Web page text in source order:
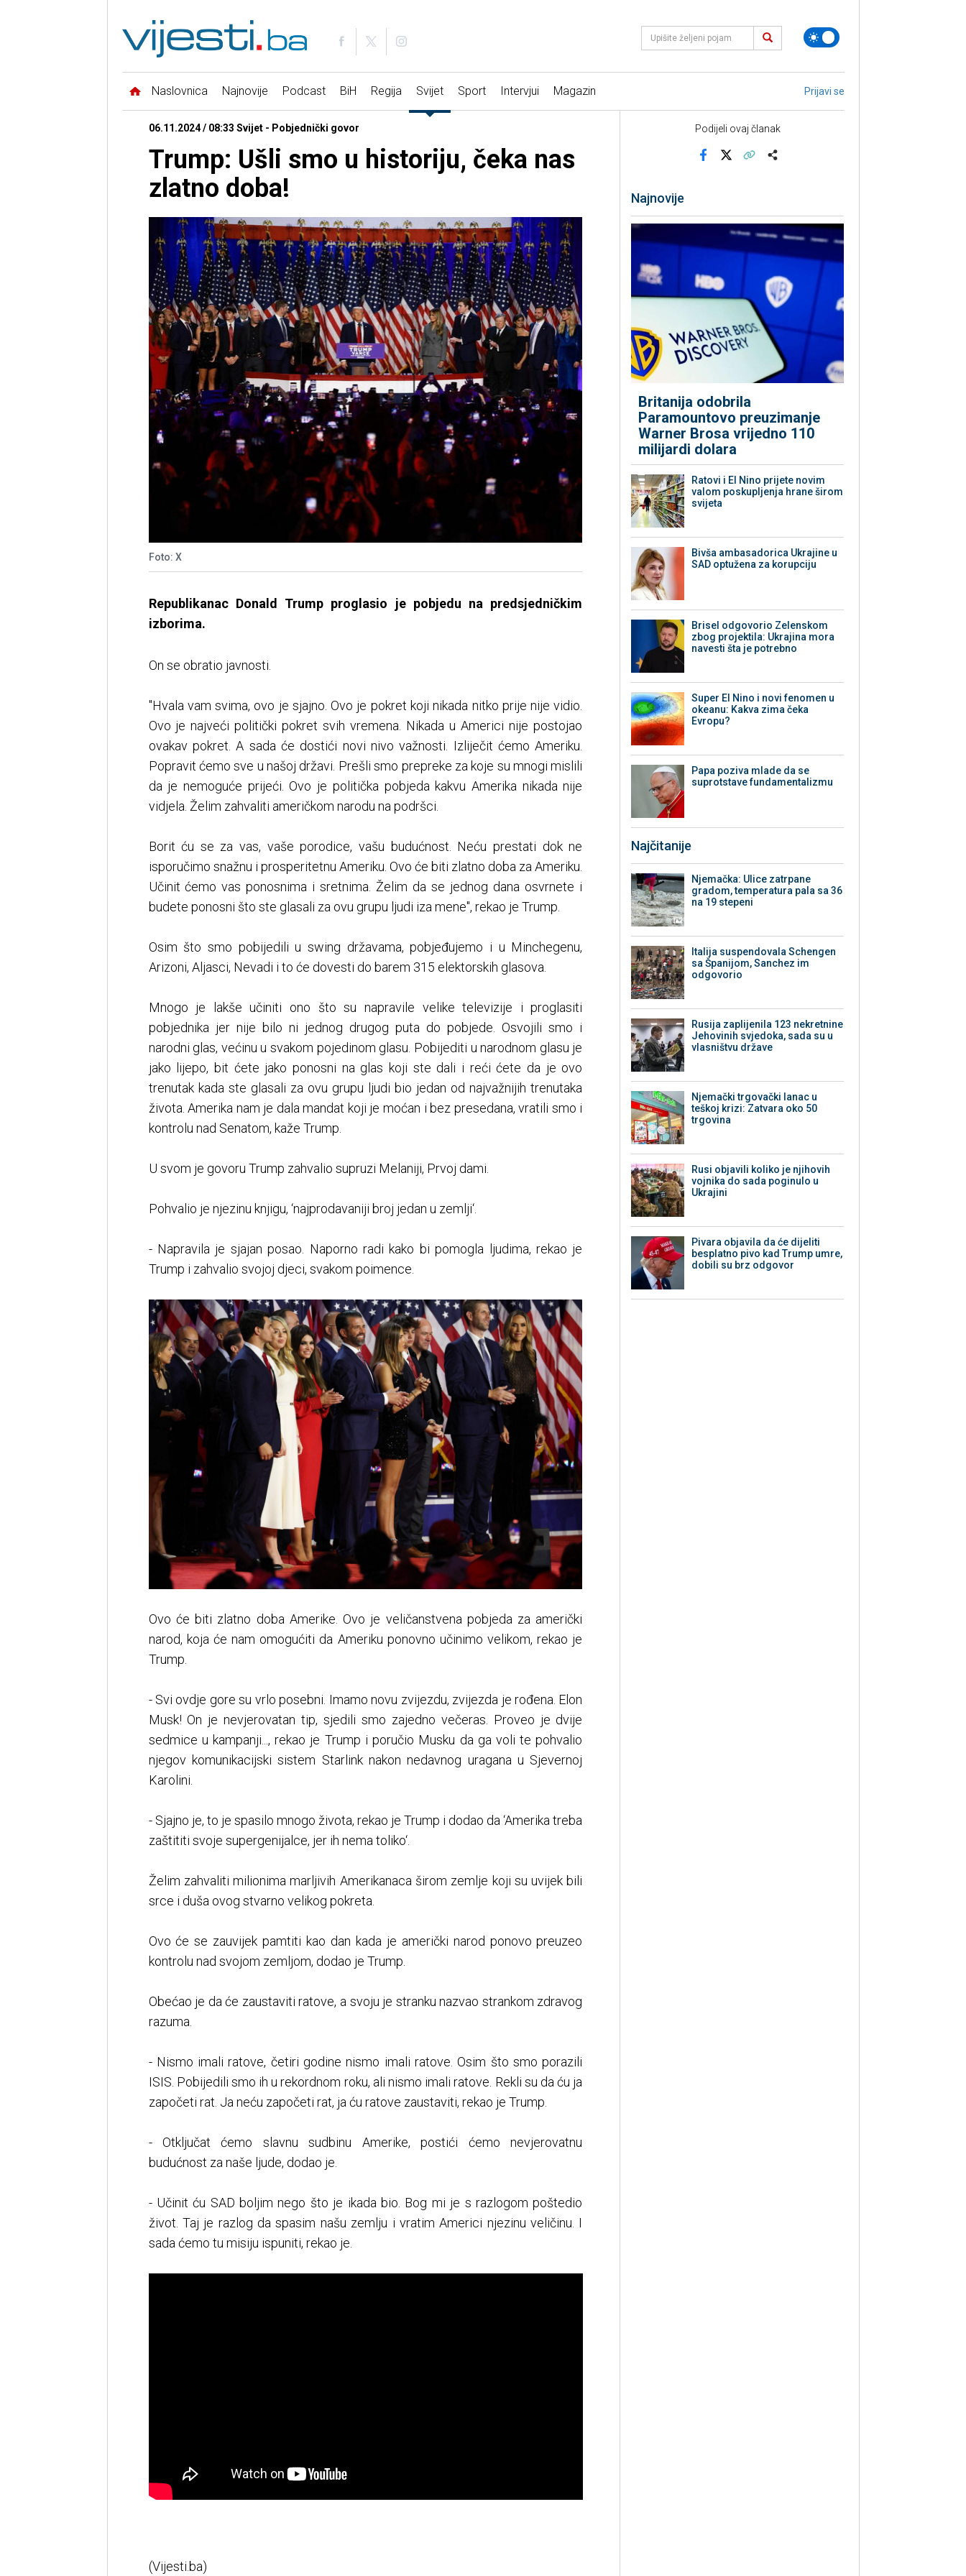
Naslovnica Najnovije Podcast BiH Regija Svijet Sport Intervjui Magazin Prijavi se
06.11.2024 / 08:33 Svijet - Pobjednički govor
Trump: Ušli smo u historiju, čeka nas
zlatno doba!
Foto: X
Republikanac Donald Trump proglasio je pobjedu na predsjedničkim
izborima.
On se obratio javnosti.
"Hvala vam svima, ovo je sjajno. Ovo je pokret koji nikada nitko prije nije vidio.
Ovo je najveći politički pokret svih vremena. Nikada u Americi nije postojao
ovakav pokret. A sada će dostići novi nivo važnosti. Izliječit ćemo Ameriku.
Popravit ćemo sve u našoj državi. Prešli smo prepreke za koje su mnogi mislili
da je nemoguće prijeći. Ovo je politička pobjeda kakvu Amerika nikada nije
vidjela. Želim zahvaliti američkom narodu na podršci.
Borit ću se za vas, vaše porodice, vašu budućnost. Neću prestati dok ne
isporučimo snažnu i prosperitetnu Ameriku. Ovo će biti zlatno doba za Ameriku.
Učinit ćemo vas ponosnima i sretnima. Želim da se jednog dana osvrnete i
budete ponosni što ste glasali za ovu grupu ljudi iza mene", rekao je Trump.
Osim što smo pobijedili u swing državama, pobjeđujemo i u Minchegenu,
Arizoni, Aljasci, Nevadi i to će dovesti do barem 315 elektorskih glasova.
Mnogo je lakše učiniti ono što su napravile velike televizije i proglasiti
pobjednika jer nije bilo ni jednog drugog puta do pobjede. Osvojili smo i
narodni glas, većinu u svakom pojedinom glasu. Pobijediti u narodnom glasu je
jako lijepo, bit ćete jako ponosni na glas koji ste dali i reći ćete da je ovo
trenutak kada ste glasali za ovu grupu ljudi bio jedan od najvažnijih trenutaka
života. Amerika nam je dala mandat koji je moćan i bez presedana, vratili smo i
kontrolu nad Senatom, kaže Trump.
U svom je govoru Trump zahvalio supruzi Melaniji, Prvoj dami.
Pohvalio je njezinu knjigu, ‘najprodavaniji broj jedan u zemlji‘.
- Napravila je sjajan posao. Naporno radi kako bi pomogla ljudima, rekao je
Trump i zahvalio svojoj djeci, svakom poimence.
Ovo će biti zlatno doba Amerike. Ovo je veličanstvena pobjeda za američki
narod, koja će nam omogućiti da Ameriku ponovno učinimo velikom, rekao je
Trump.
- Svi ovdje gore su vrlo posebni. Imamo novu zvijezdu, zvijezda je rođena. Elon
Musk! On je nevjerovatan tip, sjedili smo zajedno večeras. Proveo je dvije
sedmice u kampanji..., rekao je Trump i poručio Musku da ga voli te pohvalio
njegov komunikacijski sistem Starlink nakon nedavnog uragana u Sjevernoj
Karolini.
- Sjajno je, to je spasilo mnogo života, rekao je Trump i dodao da ‘Amerika treba
zaštititi svoje supergenijalce, jer ih nema toliko‘.
Želim zahvaliti milionima marljivih Amerikanaca širom zemlje koji su uvijek bili
srce i duša ovog stvarno velikog pokreta.
Ovo će se zauvijek pamtiti kao dan kada je američki narod ponovo preuzeo
kontrolu nad svojom zemljom, dodao je Trump.
Obećao je da će zaustaviti ratove, a svoju je stranku nazvao strankom zdravog
razuma.
- Nismo imali ratove, četiri godine nismo imali ratove. Osim što smo porazili
ISIS. Pobijedili smo ih u rekordnom roku, ali nismo imali ratove. Rekli su da ću ja
započeti rat. Ja neću započeti rat, ja ću ratove zaustaviti, rekao je Trump.
- Otključat ćemo slavnu sudbinu Amerike, postići ćemo nevjerovatnu
budućnost za naše ljude, dodao je.
- Učinit ću SAD boljim nego što je ikada bio. Bog mi je s razlogom poštedio
život. Taj je razlog da spasim našu zemlju i vratim Americi njezinu veličinu. I
sada ćemo tu misiju ispuniti, rekao je.
(Vijesti.ba)
Podijeli ovaj članak
Najnovije
Britanija odobrila
Paramountovo preuzimanje
Warner Brosa vrijedno 110
milijardi dolara
Ratovi i El Nino prijete novim
valom poskupljenja hrane širom
svijeta
Bivša ambasadorica Ukrajine u
SAD optužena za korupciju
Brisel odgovorio Zelenskom
zbog projektila: Ukrajina mora
navesti šta je potrebno
Super El Nino i novi fenomen u
okeanu: Kakva zima čeka
Evropu?
Papa poziva mlade da se
suprotstave fundamentalizmu
Najčitanije
Njemačka: Ulice zatrpane
gradom, temperatura pala sa 36
na 19 stepeni
Italija suspendovala Schengen
sa Španijom, Sanchez im
odgovorio
Rusija zaplijenila 123 nekretnine
Jehovinih svjedoka, sada su u
vlasništvu države
Njemački trgovački lanac u
teškoj krizi: Zatvara oko 50
trgovina
Rusi objavili koliko je njihovih
vojnika do sada poginulo u
Ukrajini
Pivara objavila da će dijeliti
besplatno pivo kad Trump umre,
dobili su brz odgovor